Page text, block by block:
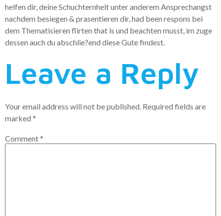
helfen dir, deine Schuchternheit unter anderem Ansprechangst
nachdem besiegen & prasentieren dir, had been respons bei
dem Thematisieren flirten that is und beachten musst, im zuge
dessen auch du abschlie?end diese Gute findest.
Leave a Reply
Your email address will not be published. Required fields are
marked *
Comment*